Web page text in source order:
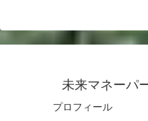
未来マネーパ
プロフィール